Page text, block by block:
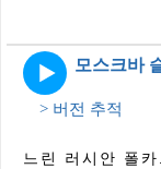
모스크바
> 버전 추적
느린 러시안 폴카.